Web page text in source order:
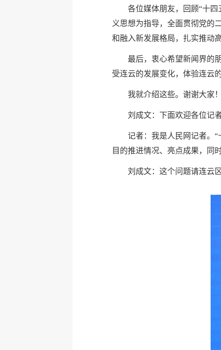
各位媒体朋友，回顾“十
义思想为指导，全面贯彻党的
和融入新发展格局，扎实推动
最后，衷心希望新闻界的
受连云的发展变化，体验连云
我就介绍这些。谢谢大家
刘成文：下面欢迎各位记
记者：我是人民网记者。
目的推进情况、亮点成果，同
刘成文：这个问题请连云